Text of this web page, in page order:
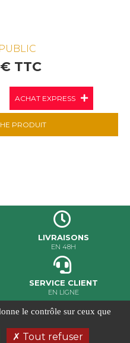
TTC
ACHAT EXPRESS
PRODUIT
LIVRAISONS
EN 48H
SERVICE CLIENT
EN LIGNE
droits réservés
-Gestion des cookies
le contrôle sur ceux que
Tout refuser